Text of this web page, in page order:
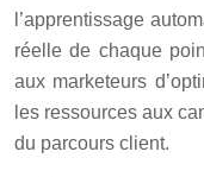
l’apprentissage
réelle de chaque
aux marketeurs
les ressources aux
du parcours client.